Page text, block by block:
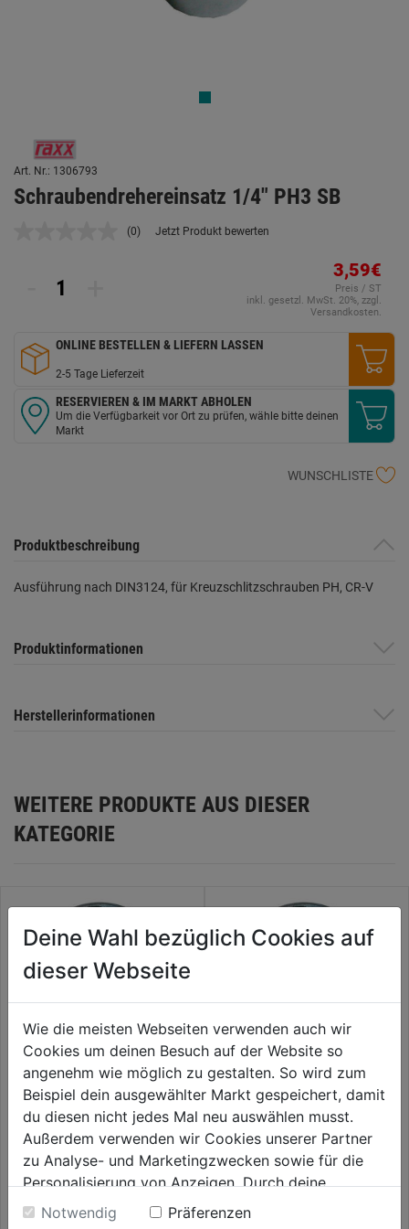
Art. Nr.: 1306793
Schraubendrehereinsatz 1/4" PH3 SB
Kein
(0) Jetzt Produkt bewerten
3,59€
Preis / ST
inkl. gesetzl. MwSt. 20%, zzgl.
Versandkosten.
ONLINE BESTELLEN & LIEFERN LASSEN
2-5 Tage Lieferzeit
RESERVIEREN & IM MARKT ABHOLEN
Um die Verfügbarkeit vor Ort zu prüfen, wähle bitte deinen
Markt
WUNSCHLISTE
Produktbeschreibung
Ausführung nach DIN3124, für Kreuzschlitzschrauben PH, CR-V
Produktinformationen
Herstellerinformationen
WEITERE PRODUKTE AUS DIESER
KATEGORIE
Steckschlüsseleinsatz 1/4"
13mm SB
0.0
von3,79€
Steckschlüsseleinsatz 1/4"
14mm SB
0.0
von
3,79€
Deine Wahl bezüglich Cookies auf
dieser Webseite
Wie die meisten Webseiten verwenden auch wir
Cookies um deinen Besuch auf der Website so
angenehm wie möglich zu gestalten. So wird zum
Beispiel dein ausgewählter Markt gespeichert, damit
du diesen nicht jedes Mal neu auswählen musst.
Außerdem verwenden wir Cookies unserer Partner
zu Analyse- und Marketingzwecken sowie für die
Personalisierung von Anzeigen. Durch deine
Einwilligung werden die Daten von Drittanbieter,
Notwendig
Präferenzen